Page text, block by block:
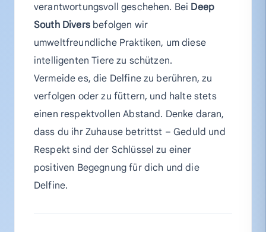
verantwortungsvoll geschehen. Bei Deep
South Diversbefolgen wir
umweltfreundliche Praktiken, um diese
intelligenten Tiere zu schützen.
Vermeide es, die Delfine zu berühren, zu
verfolgen oder zu füttern, und halte stets
einen respektvollen Abstand. Denke daran,
dass du ihr Zuhause betrittst – Geduld und
Respekt sind der Schlüssel zu einer
positiven Begegnung für dich und die
Delfine.